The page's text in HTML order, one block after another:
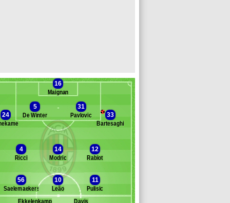
Banc des remplaçants Milan AC
16
Maignan
5
De Winter
31
Pavlovic
24
33
Bartesaghi
4
Ricci
14
Modric
12
Rabiot
56
Saelemaekers
10
Leão
11
Pulisic
Davis
Ekkelenkamp